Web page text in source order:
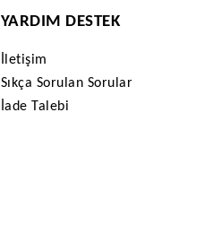
YARDIM DESTEK
İletişim
Sıkça Sorulan Sorular
İade Talebi